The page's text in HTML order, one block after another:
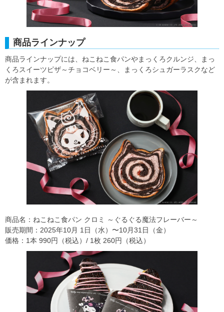
商品ラインナップ
商品ラインナップには、ねこねこ食パンやまっくろクルンジ、まっ
くろスイーツピザ～チョコベリー～、まっくろシュガーラスクなど
が含まれます。
商品名：ねこねこ食パン クロミ ～ぐるぐる魔法フレーバー～
販売期間：2025年10⽉ 1⽇（水）〜10月31日（金）
価格：1本 990円（税込）/ 1枚 260円（税込）